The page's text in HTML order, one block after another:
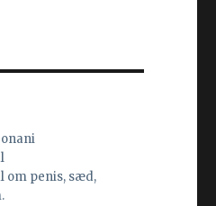
om penis, sæd,